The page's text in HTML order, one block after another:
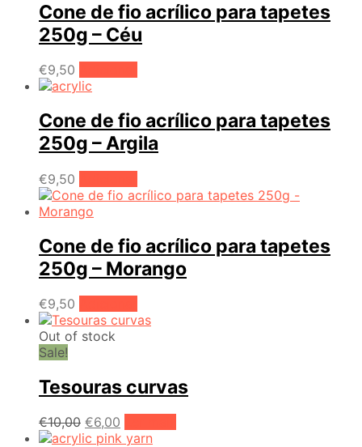
Cone de fio acrílico para tapetes
250g – Céu
€9,50
Cone de fio acrílico para tapetes
250g – Argila
€9,50
Cone de fio acrílico para tapetes
250g – Morango
€9,50
Out of stock
Sale!
Tesouras curvas
€10,00 O
preço
€6,00
preço